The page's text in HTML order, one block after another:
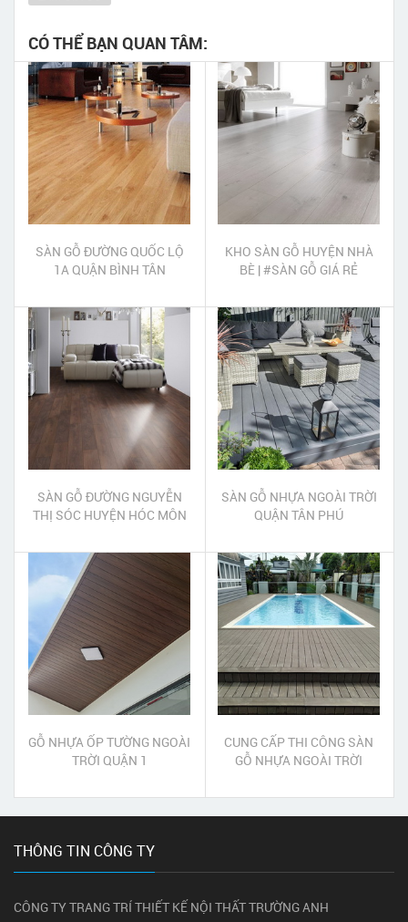
CÓ THỂ BẠN QUAN TÂM:
SÀN GỖ ĐƯỜNG QUỐC LỘ
1A QUẬN BÌNH TÂN
KHO SÀN GỖ HUYỆN NHÀ
BÈ | #SÀN GỖ GIÁ RẺ
SÀN GỖ ĐƯỜNG NGUYỄN
THỊ SÓC HUYỆN HÓC MÔN
SÀN GỖ NHỰA NGOÀI TRỜI
QUẬN TÂN PHÚ
GỖ NHỰA ỐP TƯỜNG NGOÀI
TRỜI QUẬN 1
CUNG CẤP THI CÔNG SÀN
GỖ NHỰA NGOÀI TRỜI
THÔNG TIN CÔNG TY
CÔNG TY TRANG TRÍ THIẾT KẾ NỘI THẤT TRƯỜNG ANH